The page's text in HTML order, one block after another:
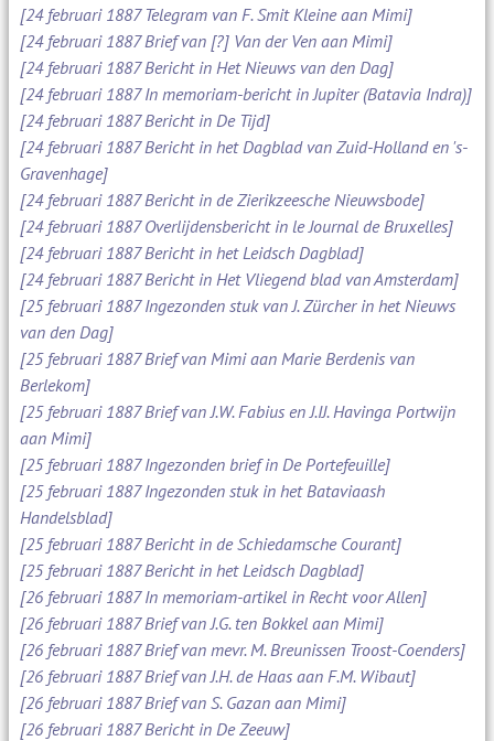
[24 februari 1887 Telegram van F. Smit Kleine aan Mimi]
[24 februari 1887 Brief van [?] Van der Ven aan Mimi]
[24 februari 1887 Bericht in Het Nieuws van den Dag]
[24 februari 1887 In memoriam-bericht in Jupiter (Batavia Indra)]
[24 februari 1887 Bericht in De Tijd]
[24 februari 1887 Bericht in het Dagblad van Zuid-Holland en 's-
Gravenhage]
[24 februari 1887 Bericht in de Zierikzeesche Nieuwsbode]
[24 februari 1887 Overlijdensbericht in le Journal de Bruxelles]
[24 februari 1887 Bericht in het Leidsch Dagblad]
[24 februari 1887 Bericht in Het Vliegend blad van Amsterdam]
[25 februari 1887 Ingezonden stuk van J. Zürcher in het Nieuws
van den Dag]
[25 februari 1887 Brief van Mimi aan Marie Berdenis van
Berlekom]
[25 februari 1887 Brief van J.W. Fabius en J.IJ. Havinga Portwijn
aan Mimi]
[25 februari 1887 Ingezonden brief in De Portefeuille]
[25 februari 1887 Ingezonden stuk in het Bataviaash
Handelsblad]
[25 februari 1887 Bericht in de Schiedamsche Courant]
[25 februari 1887 Bericht in het Leidsch Dagblad]
[26 februari 1887 In memoriam-artikel in Recht voor Allen]
[26 februari 1887 Brief van J.G. ten Bokkel aan Mimi]
[26 februari 1887 Brief van mevr. M. Breunissen Troost-Coenders]
[26 februari 1887 Brief van J.H. de Haas aan F.M. Wibaut]
[26 februari 1887 Brief van S. Gazan aan Mimi]
[26 februari 1887 Bericht in De Zeeuw]